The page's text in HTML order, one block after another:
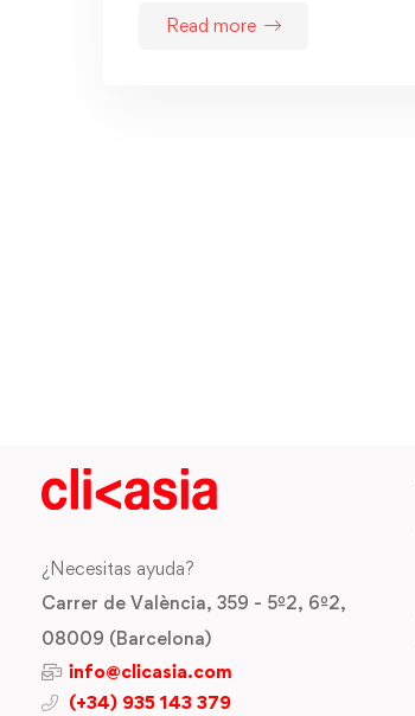
Read more
¿Necesitas ayuda?
Carrer de València, 359 - 5º2, 6º2,
08009 (Barcelona)
info@clicasia.com
(+34) 935 143 379